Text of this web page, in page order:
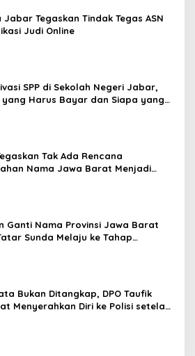
Jabar Tegaskan Tindak Tegas ASN
Judi Online
SPP di Sekolah Negeri Jabar,
yang Harus Bayar dan Siapa yang
Tak Ada Rencana
Nama Jawa Barat Menjadi
Ganti Nama Provinsi Jawa Barat
Sunda Melaju ke Tahap
Bukan Ditangkap, DPO Taufik
Menyerahkan Diri ke Polisi setelah